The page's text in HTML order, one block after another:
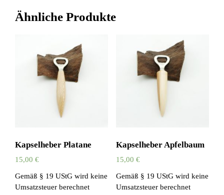
Ähnliche Produkte
Kapselheber Platane
15,00 €
Gemäß § 19 UStG wird keine
Umsatzsteuer berechnet
Kapselheber Apfelbaum
15,00 €
Gemäß § 19 UStG wird keine
Umsatzsteuer berechnet